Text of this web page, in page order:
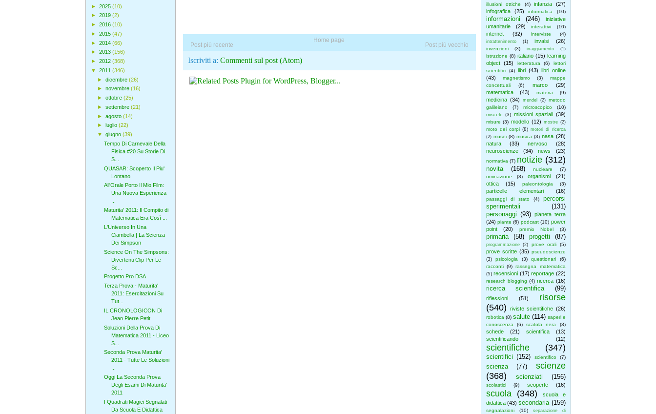
illusioni ottiche
(4) infanzia
(27)
infografica
(25) informatica (10)
informazioni (246)
iniziative
umanitarie
(29) interattivi (10)
internet (32) interviste (4)
intrattenimento (1) invalsi (26)
invenzioni (3) irraggiamento (1)
istruzione (8) italiano (15) learning
object
(15) letteratura (6)
lettori
scientifici (4) libri (43) libri online
(43)
magnetismo (3)
mappe
concettuali
(6) marco
(29)
matematica
(43) materia (9)
medicina (34) mendel (2)
metodo
galileiano
(7) microscopico
(10)
miscele (3) missioni spaziali (39)
misure (3) modello (12) mostre (2)
moto dei corpi (8) motori di ricerca
(2) musei (8) musica (3) nasa (28)
natura
(33) nervoso
(28)
neuroscienze
(34) news (23)
normativa (7) notizie (312)
novita (168) nucleare
(7)
ominazione
(8) organismi
(21)
ottica
(15) paleontologia (3)
particelle elementari (16)
passaggi di stato (4)
percorsi
sperimentali
(131)
personaggi (93)
pianeta terra
(24) piante (6) podcast (10) power
point
(20) premio Nobel (3)
primaria (58) progetti (87)
programmazione (2) prove orali (5)
prove scritte (35) pseudoscienze
(3)
psicologia (3) questionari
(6)
racconti (9) rassegna matematica
(5) recensioni (17) reportage (22)
research blogging (4) ricerca (16)
ricerca scientifica (99)
riflessioni (51)
risorse
(540)
riviste scientifiche (26)
robotica (8) salute (114) saperi e
conoscenza
(6) scatola nera (3)
schede (21) scientifica
(13)
scientificando
(12)
scientifiche (347)
scientifici (152) scientifico (7)
scienza (77)
scienze
(368)
scienziati (156)
scolastici (9) scoperte (16)
scuola (348)
scuola e
didattica (43) secondaria (159)
segnalazioni (10)
separazione di
Post più recente Post più vecchio
Home page
Iscriviti a: Commenti sul post (Atom)
► 2025 (10)
► 2019 (2)
► 2016 (10)
► 2015 (47)
► 2014 (66)
► 2013 (156)
► 2012 (368)
▼ 2011 (346)
► dicembre (26)
► novembre (16)
► ottobre (25)
► settembre (21)
► agosto (14)
►
luglio (22)
▼ giugno (39)
Tempo Di Carnevale Della
Fisica #20 Su Storie Di
S...
QUASAR: Scoperto Il Piu'
Lontano
All'Orale Porto Il Mio Film:
Una Nuova Esperienza
Maturita' 2011: Il Compito di
Matematica Era Così ...
L'Universo In Una
Ciambella | La Scienza
Dei Simpson
Science On The Simpsons:
Divertenti Clip Per Le
Sc...
Progetto Pro DSA
Terza Prova - Maturita'
2011: Esercitazioni Su
Tut...
IL CRONOLOGICON Di
Jean Pierre Petit
Soluzioni Della Prova Di
Matematica 2011 - Liceo
S...
Seconda Prova Maturita'
2011 - Tutte Le Soluzioni
Oggi La Seconda Prova
Degli Esami Di Maturita'
2011
I Quadrati Magici Segnalati
Da Scuola E Didattica